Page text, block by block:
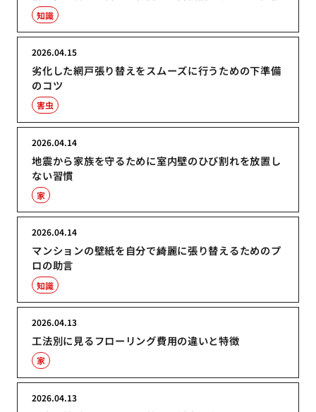
知識
劣化した網戸張り替えをスムーズに行うための下準備
のコツ
2026.04.15
害虫
地震から家族を守るために室内壁のひび割れを放置し
ない習慣
2026.04.14
家
マンションの壁紙を自分で綺麗に張り替えるためのプ
ロの助言
2026.04.14
知識
工法別に見るフローリング費用の違いと特徴
2026.04.13
家
2026.04.13